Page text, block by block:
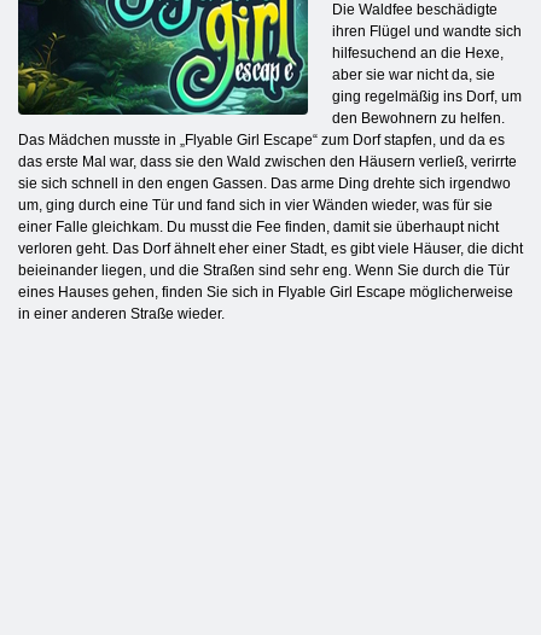
Die Waldfee beschädigte
ihren Flügel und wandte sich
hilfesuchend an die Hexe,
aber sie war nicht da, sie
ging regelmäßig ins Dorf, um
den Bewohnern zu helfen.
Das Mädchen musste in „Flyable Girl Escape“ zum Dorf stapfen, und da es
das erste Mal war, dass sie den Wald zwischen den Häusern verließ, verirrte
sie sich schnell in den engen Gassen. Das arme Ding drehte sich irgendwo
um, ging durch eine Tür und fand sich in vier Wänden wieder, was für sie
einer Falle gleichkam. Du musst die Fee finden, damit sie überhaupt nicht
verloren geht. Das Dorf ähnelt eher einer Stadt, es gibt viele Häuser, die dicht
beieinander liegen, und die Straßen sind sehr eng. Wenn Sie durch die Tür
eines Hauses gehen, finden Sie sich in Flyable Girl Escape möglicherweise
in einer anderen Straße wieder.